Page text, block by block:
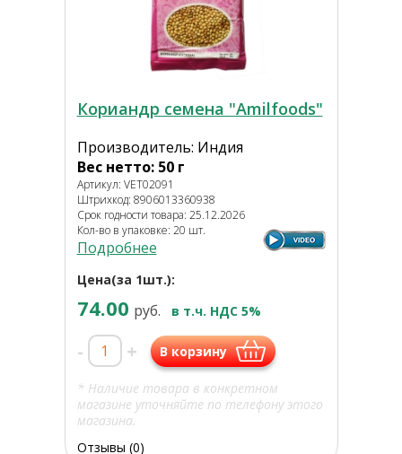
Кориандр семена "Amilfoods"
Производитель: Индия
Вес нетто: 50 г
Артикул: VET02091
Штрихкод: 8906013360938
Срок годности товара: 25.12.2026
Кол-во в упаковке: 20 шт.
Подробнее
Цена(за 1шт.):
74.00 руб. в т.ч. НДС 5%
- + В корзину
* Наличие товара в конкретном
магазине уточняйте по телефону этого
магазина.
Отзывы (0)